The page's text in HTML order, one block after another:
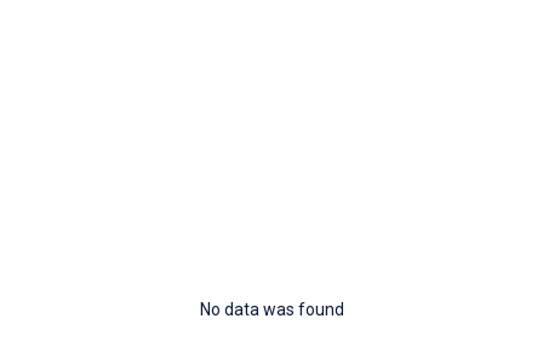
No data was found